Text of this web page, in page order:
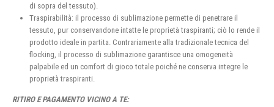
di sopra del tessuto).
Traspirabilità: il processo di sublimazione permette di penetrare il
tessuto, pur conservandone intatte le proprietà traspiranti; ciò lo rende il
prodotto ideale in partita. Contrariamente alla tradizionale tecnica del
flocking, il processo di sublimazione garantisce una omogeneità
palpabile ed un comfort di gioco totale poiché ne conserva integre le
proprietà traspiranti.
RITIRO E PAGAMENTO VICINO A TE: